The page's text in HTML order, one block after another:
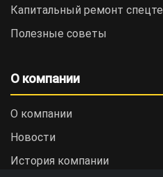
Капитальный ремонт
Полезные советы
О компании
О компании
Новости
История компании